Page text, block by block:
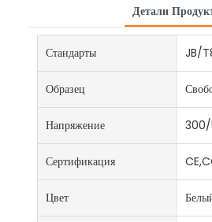
Детали
Стандарты JB/
Образец
Напряжение
Сертификация
Цвет